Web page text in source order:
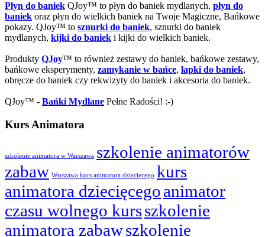
Płyn do baniek QJoy™ to płyn do baniek mydlanych, płyn do
baniek oraz płyn do wielkich baniek na Twoje Magiczne, Bańkowe
pokazy. QJoy™ to sznurki do baniek, sznurki do baniek
mydlanych, kijki do baniek i kijki do wielkich baniek.
Produkty QJoy™ to również zestawy do baniek, bańkowe zestawy,
bańkowe eksperymenty, zamykanie w bańce, łapki do baniek,
obręcze do baniek czy rekwizyty do baniek i akcesoria do baniek.
QJoy™ - Bańki Mydlane Pełne Radości! :-)
Kurs Animatora
szkolenie animatora w Warszawa szkolenie animatorów
zabaw Warszawa kurs animatora dziecięcego kurs
animatora dziecięcegoanimator
czasu wolnego kursszkolenie
animatora zabawszkolenie